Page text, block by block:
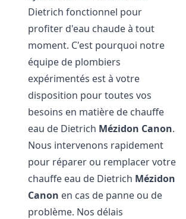
Dietrich fonctionnel pour
profiter d'eau chaude à tout
moment. C'est pourquoi notre
équipe de plombiers
expérimentés est à votre
disposition pour toutes vos
besoins en matière de chauffe
eau de Dietrich Mézidon Canon.
Nous intervenons rapidement
pour réparer ou remplacer votre
chauffe eau de Dietrich Mézidon
Canon en cas de panne ou de
problème. Nos délais